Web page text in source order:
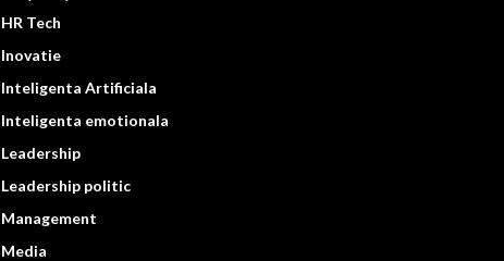
HR Tech
Inovatie
Inteligenta Artificiala
Inteligenta emotionala
Leadership
Leadership politic
Management
Media